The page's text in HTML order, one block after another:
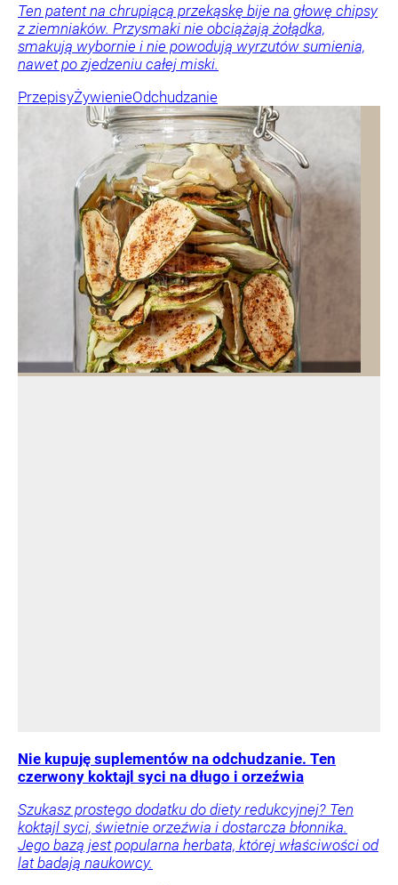
Ten patent na chrupiącą przekąskę bije na głowę chipsy
z ziemniaków. Przysmaki nie obciążają żołądka,
smakują wybornie i nie powodują wyrzutów sumienia,
nawet po zjedzeniu całej miski.
PrzepisyŻywienieOdchudzanie
Nie kupuję suplementów na odchudzanie. Ten
czerwony koktajl syci na długo i orzeźwia
Szukasz prostego dodatku do diety redukcyjnej? Ten
koktajl syci, świetnie orzeźwia i dostarcza błonnika.
Jego bazą jest popularna herbata, której właściwości od
lat badają naukowcy.